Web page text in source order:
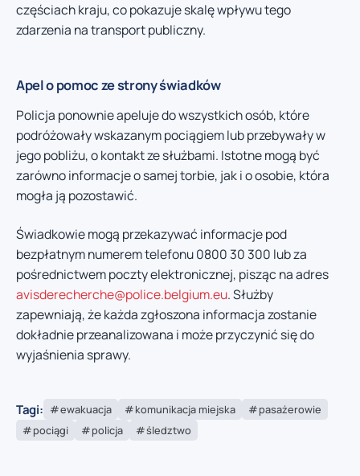
częściach kraju, co pokazuje skalę wpływu tego
zdarzenia na transport publiczny.
Apel o pomoc ze strony świadków
Policja ponownie apeluje do wszystkich osób, które
podróżowały wskazanym pociągiem lub przebywały w
jego pobliżu, o kontakt ze służbami. Istotne mogą być
zarówno informacje o samej torbie, jak i o osobie, która
mogła ją pozostawić.
Świadkowie mogą przekazywać informacje pod
bezpłatnym numerem telefonu 0800 30 300 lub za
pośrednictwem poczty elektronicznej, pisząc na adres
avisderecherche@police.belgium.eu. Służby
zapewniają, że każda zgłoszona informacja zostanie
dokładnie przeanalizowana i może przyczynić się do
wyjaśnienia sprawy.
Tagi: ewakuacja komunikacja miejska
pasażerowie
pociągi
policja śledztwo